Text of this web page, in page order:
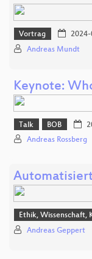
Vortrag
Andreas Mundt
Keynote:
Talk BOB
Andreas Rossberg
Ethik, Wissenschaft,
Andreas Geppert